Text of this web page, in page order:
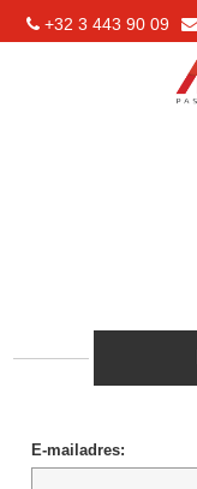
+32 3 443 90 09
E-mailadres: